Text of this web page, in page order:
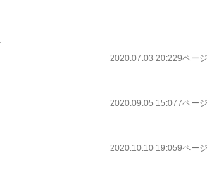
2020.07.03 20:229ページ
2020.09.05 15:077ページ
2020.10.10 19:059ページ